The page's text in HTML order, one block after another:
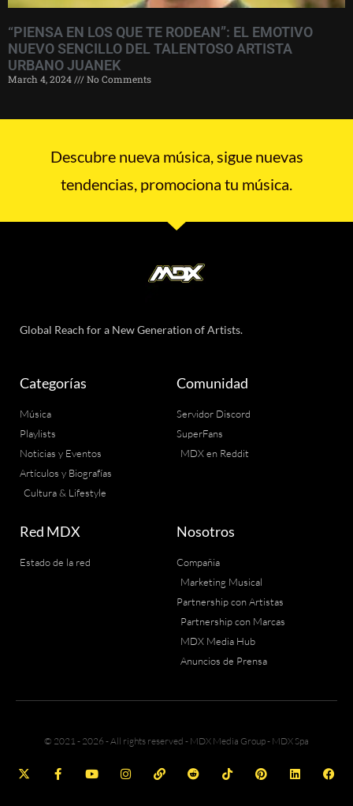
“PIENSA EN LOS QUE TE RODEAN”: EL EMOTIVO
NUEVO SENCILLO DEL TALENTOSO ARTISTA
URBANO JUANEK
March 4, 2024 No Comments
Descubre nueva música, sigue nuevas
tendencias, promociona tu música.
Global Reach for a New Generation of Artists.
Categorías
Música
Playlists
Noticias y Eventos
Artículos y Biografías
Cultura & Lifestyle
Comunidad
Servidor Discord
SuperFans
MDX en Reddit
Red MDX
Estado de la red
Nosotros
Compañia
Marketing Musical
Partnership con Artistas
Partnership con Marcas
MDX Media Hub
Anuncios de Prensa
© 2021 - 2026 - All rights reserved - MDX Media Group - MDX Spa